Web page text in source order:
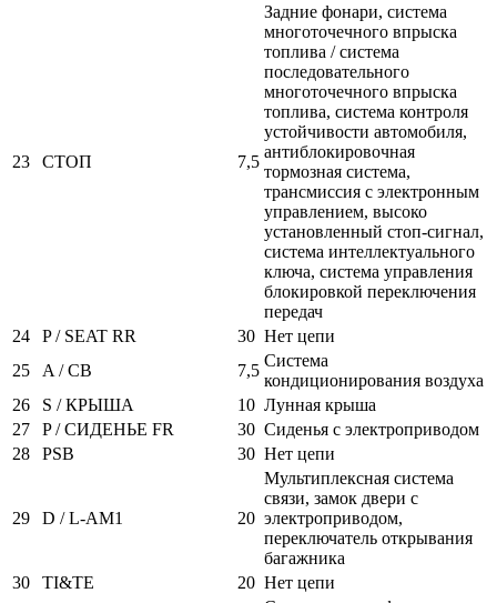
23 СТОП 7,5
Задние фонари, система
многоточечного впрыска
топлива / система
последовательного
многоточечного впрыска
топлива, система контроля
устойчивости автомобиля,
антиблокировочная
тормозная система,
трансмиссия с электронным
управлением, высоко
установленный стоп-сигнал,
система интеллектуального
ключа, система управления
блокировкой переключения
передач
24
P / SEAT RR 30 Нет цепи
25
A / CB 7,5
Система
кондиционирования воздуха
26
S / КРЫША 10 Лунная крыша
27
P / СИДЕНЬЕ FR 30 Сиденья с электроприводом
28
PSB 30 Нет цепи
29 D / L-AM1 20
Мультиплексная система
связи, замок двери с
электроприводом,
переключатель открывания
багажника
30
TI&TE 20 Нет цепи